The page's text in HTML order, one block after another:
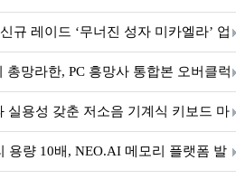
규 레이드 ‘무너진 성자 미카엘라’ 업
총망라한, PC 흥망사 통합본 오버클럭
실용성 갖춘 저소음 기계식 키보드 마
용량 10배, NEO.AI 메모리 플랫폼 발